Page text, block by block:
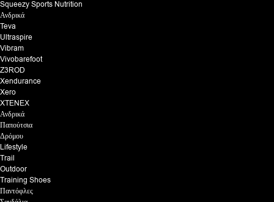
Squeezy Sports Nutrition
Ανδρικά
Teva
Ultraspire
Vibram
Vivobarefoot
Z3ROD
Xendurance
Xero
XTENEX
Ανδρικά
Παπούτσια
Δρόμου
Lifestyle
Trail
Outdoor
Training Shoes
Παντόφλες